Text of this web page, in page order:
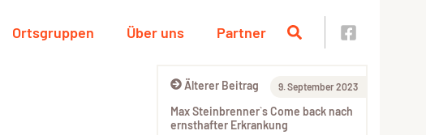
Ortsgruppen Über uns Partner
Älterer Beitrag 9. September 2023
Max Steinbrenner`s Come back nach
ernsthafter Erkrankung